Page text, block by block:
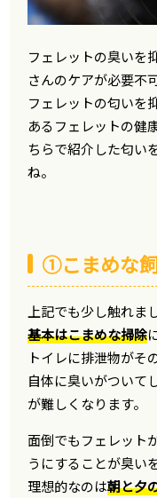
フェレットの臭いを
さんのケアが必要不
フェレットの匂いを
あるフェレットの健
ちらで紹介した匂い
ね。
①こまめな
上記でも少し触れま
基本はこまめな掃除
トイレに排泄物がそ
自体に臭いがついて
が難しくなります。
面倒でもフェレット
うにすることが臭い
理想的なのは朝と夕